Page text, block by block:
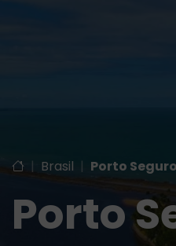
| Brasil | Porto Seguro
Porto